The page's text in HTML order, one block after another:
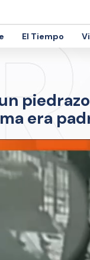
El Tiempo
era